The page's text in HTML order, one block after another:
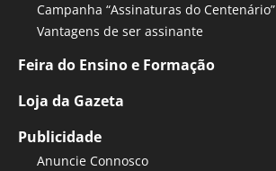
Campanha “Assinaturas do Centenário”
Vantagens de ser assinante
Feira do Ensino e Formação
Loja da Gazeta
Publicidade
Anuncie Connosco